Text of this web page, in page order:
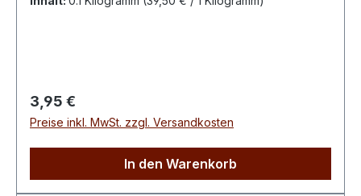
g davon Zucker 69,5 g Eiweiß 1,4 g Salz 0,4 g
Regulärer Preis:
3,95 €
Preise inkl. MwSt. zzgl. Versandkosten
In den Warenkorb